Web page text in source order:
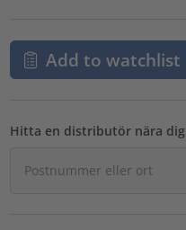
Add to watchlist
Hitta en distributör nära dig